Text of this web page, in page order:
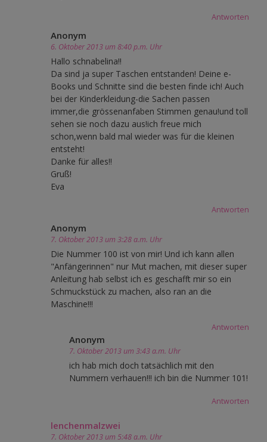
Antworten
Anonym
6. Oktober 2013 um 8:40 p.m. Uhr
Hallo schnabelina!!
Da sind ja super Taschen entstanden! Deine e-
Books und Schnitte sind die besten finde ich! Auch
bei der Kinderkleidung-die Sachen passen
immer,die grössenanfaben Stimmen genau!und toll
sehen sie noch dazu aus!ich freue mich
schon,wenn bald mal wieder was für die kleinen
entsteht!
Danke für alles!!
Gruß!
Eva
Antworten
Anonym
7. Oktober 2013 um 3:28 a.m. Uhr
Die Nummer 100 ist von mir! Und ich kann allen
"Anfängerinnen" nur Mut machen, mit dieser super
Anleitung hab selbst ich es geschafft mir so ein
Schmuckstück zu machen, also ran an die
Maschine!!!
Antworten
Anonym
7. Oktober 2013 um 3:43 a.m. Uhr
ich hab mich doch tatsächlich mit den
Nummern verhauen!!! ich bin die Nummer 101!
Antworten
lenchenmalzwei
7. Oktober 2013 um 5:48 a.m. Uhr